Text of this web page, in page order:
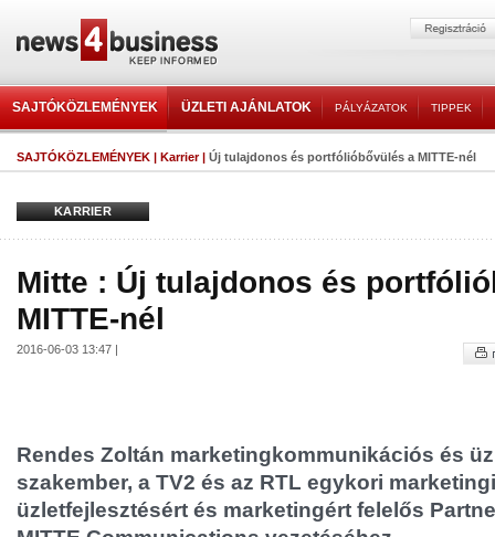
SAJTÓKÖZLEMÉNYEK ÜZLETI AJÁNLATOK PÁLYÁZATOK TIPPEK
SAJTÓKÖZLEMÉNYEK | Karrier| Új tulajdonos és portfólióbővülés a MITTE-nél
KARRIER
Mitte : Új tulajdonos és
MITTE-nél
2016-06-03 13:47 |
Rendes Zoltán marketingkommunikációs és
szakember, a TV2 és az RTL egykori
üzletfejlesztésért és marketingért felelős